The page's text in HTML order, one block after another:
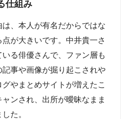
仕組み
、本人が有名だからではな
が大きいです。中井貴一さ
る俳優さんで、ファン層も
事や画像が掘り起こされや
やまとめサイトが増えたこ
ンされ、出所が曖昧なまま
た。